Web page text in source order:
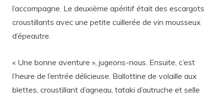
l’accompagne. Le deuxième apéritif était des escargots
croustillants avec une petite cuillerée de vin mousseux
d’épeautre.
« Une bonne aventure », jugeons-nous. Ensuite, c’est
l’heure de l’entrée délicieuse. Ballottine de volaille aux
blettes, croustillant d’agneau, tataki d’autruche et selle